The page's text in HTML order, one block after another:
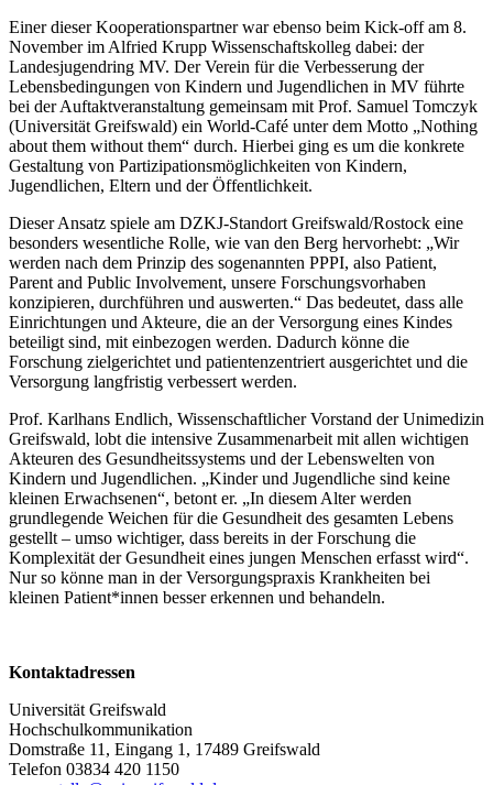
Einer dieser Kooperationspartner war ebenso beim Kick-off am 8.
November im Alfried Krupp Wissenschaftskolleg dabei: der
Landesjugendring MV. Der Verein für die Verbesserung der
Lebensbedingungen von Kindern und Jugendlichen in MV führte
bei der Auftaktveranstaltung gemeinsam mit Prof. Samuel Tomczyk
(Universität Greifswald) ein World-Café unter dem Motto „Nothing
about them without them“ durch. Hierbei ging es um die konkrete
Gestaltung von Partizipationsmöglichkeiten von Kindern,
Jugendlichen, Eltern und der Öffentlichkeit.
Dieser Ansatz spiele am DZKJ-Standort Greifswald/Rostock eine
besonders wesentliche Rolle, wie van den Berg hervorhebt: „Wir
werden nach dem Prinzip des sogenannten PPPI, also Patient,
Parent and Public Involvement, unsere Forschungsvorhaben
konzipieren, durchführen und auswerten.“ Das bedeutet, dass alle
Einrichtungen und Akteure, die an der Versorgung eines Kindes
beteiligt sind, mit einbezogen werden. Dadurch könne die
Forschung zielgerichtet und patientenzentriert ausgerichtet und die
Versorgung langfristig verbessert werden.
Prof. Karlhans Endlich, Wissenschaftlicher Vorstand der Unimedizin
Greifswald, lobt die intensive Zusammenarbeit mit allen wichtigen
Akteuren des Gesundheitssystems und der Lebenswelten von
Kindern und Jugendlichen. „Kinder und Jugendliche sind keine
kleinen Erwachsenen“, betont er. „In diesem Alter werden
grundlegende Weichen für die Gesundheit des gesamten Lebens
gestellt – umso wichtiger, dass bereits in der Forschung die
Komplexität der Gesundheit eines jungen Menschen erfasst wird“.
Nur so könne man in der Versorgungspraxis Krankheiten bei
kleinen Patient*innen besser erkennen und behandeln.
Kontaktadressen
Universität Greifswald
Hochschulkommunikation
Domstraße 11, Eingang 1, 17489 Greifswald
Telefon 03834 420 1150